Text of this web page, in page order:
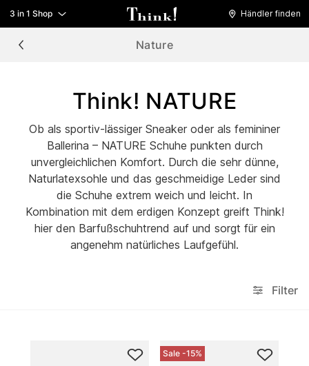
3 in 1 Shop Händler finden
Nature
Think! NATURE
Ob als sportiv-lässiger Sneaker oder als femininer
Ballerina – NATURE Schuhe punkten durch
unvergleichlichen Komfort. Durch die sehr dünne,
Naturlatexsohle und das geschmeidige Leder sind
die Schuhe extrem weich und leicht. In
Kombination mit dem erdigen Konzept greift Think!
hier den Barfußschuhtrend auf und sorgt für ein
angenehm natürliches Laufgefühl.
Filter
Sale -15%